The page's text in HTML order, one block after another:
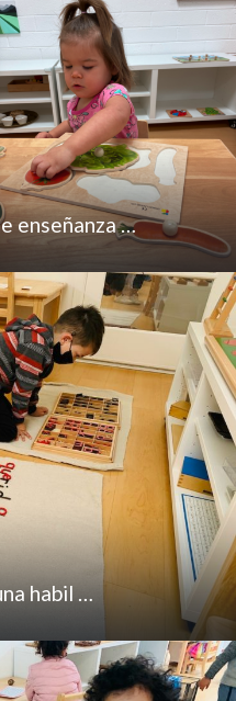
enseñanza …
habil …